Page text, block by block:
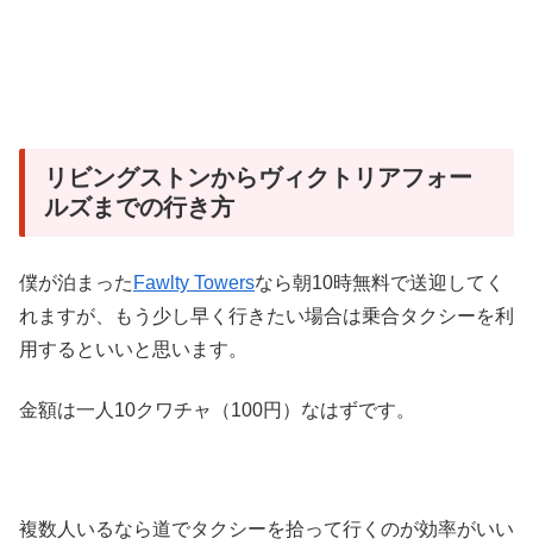
リビングストンからヴィクトリアフォー
ルズまでの行き方
僕が泊まった Fawlty Towersなら朝10時無料で送迎してく
れますが、もう少し早く行きたい場合は乗合タクシーを利
用するといいと思います。
金額は一人10クワチャ（100円）なはずです。
複数人いるなら道でタクシーを拾って行くのが効率がいい